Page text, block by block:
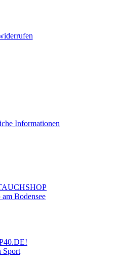
Informationen
Bodensee
Sport